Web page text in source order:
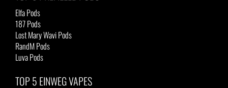
Elfa Pods
187 Pods
Lost Mary Wavi Pods
RandM Pods
Luva Pods
TOP 5 EINWEG VAPES